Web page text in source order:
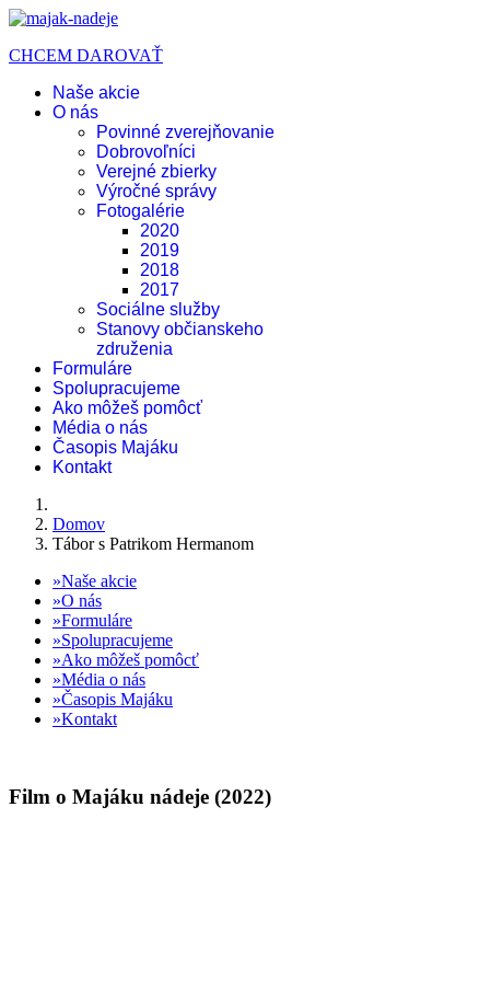
CHCEM DAROVAŤ
Naše akcie
O nás
Povinné zverejňovanie
Dobrovoľníci
Verejné zbierky
Výročné správy
Fotogalérie
2020
2019
2018
2017
Sociálne služby
Stanovy občianskeho
združenia
Formuláre
Spolupracujeme
Ako môžeš pomôcť
Média o nás
Časopis Majáku
Kontakt
Domov
Tábor s Patrikom Hermanom
Naše akcie
O nás
Formuláre
Spolupracujeme
Ako môžeš pomôcť
Média o nás
Časopis Majáku
Kontakt
Film o Majáku nádeje (2022)